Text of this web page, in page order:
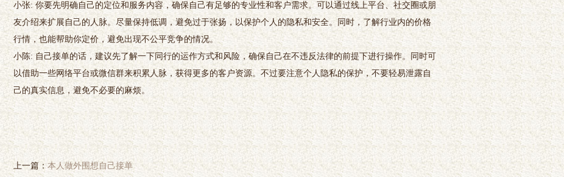
小张: 你要先明确自己的定位和服务内容，确保自己有足够的专业性和客户需求。可以通过线上平台、社交圈或朋
友介绍来扩展自己的人脉。尽量保持低调，避免过于张扬，以保护个人的隐私和安全。同时，了解行业内的价格
行情，也能帮助你定价，避免出现不公平竞争的情况。
小陈: 自己接单的话，建议先了解一下同行的运作方式和风险，确保自己在不违反法律的前提下进行操作。同时可
以借助一些网络平台或微信群来积累人脉，获得更多的客户资源。不过要注意个人隐私的保护，不要轻易泄露自
己的真实信息，避免不必要的麻烦。
上一篇： 本人做外围想自己接单